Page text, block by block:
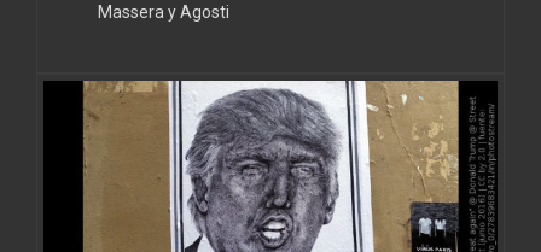
Massera y Agosti